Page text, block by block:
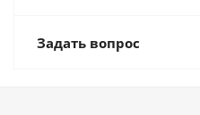
Задать вопрос